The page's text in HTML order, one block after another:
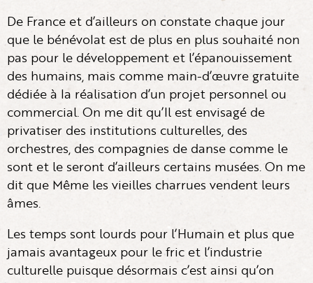
De France et d’ailleurs on constate chaque jour
que le bénévolat est de plus en plus souhaité non
pas pour le développement et l’épanouissement
des humains, mais comme main-d’œuvre gratuite
dédiée à la réalisation d’un projet personnel ou
commercial. On me dit qu’Il est envisagé de
privatiser des institutions culturelles, des
orchestres, des compagnies de danse comme le
sont et le seront d’ailleurs certains musées. On me
dit que Même les vieilles charrues vendent leurs
âmes.
Les temps sont lourds pour l’Humain et plus que
jamais avantageux pour le fric et l’industrie
culturelle puisque désormais c’est ainsi qu’on